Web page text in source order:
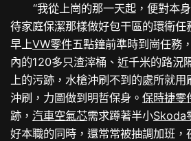
“我從上崗的那一天起，便對本
待家庭保潔那樣做好包干區的環衛任
早上VW零件五點鐘前準時到崗任務
內的120多只渣滓桶、近千米的路況
上的污跡，水槍沖刷不到的處所就
沖刷，力圖做到明哲保身。保時捷零
跡，汽車空氣芯需求蹲著半小Skoda
好本職的同時，還常常被抽調加班，